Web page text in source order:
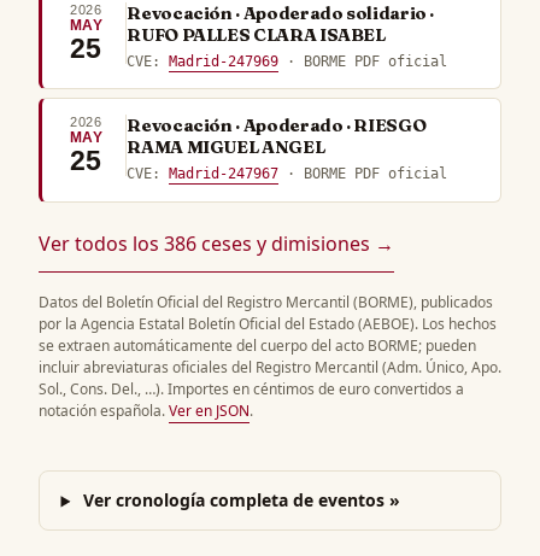
2026
MAY
25
Revocación · Apoderado solidario ·
RUFO PALLES CLARA ISABEL
CVE:Madrid-247969 · BORME PDF oficial
2026
MAY
25
Revocación · Apoderado · RIESGO
RAMA MIGUEL ANGEL
CVE: Madrid-247967 · BORME PDF oficial
Ver todos los 386 ceses y dimisiones →
Datos del Boletín Oficial del Registro Mercantil (BORME), publicados
por la Agencia Estatal Boletín Oficial del Estado (AEBOE). Los hechos
se extraen automáticamente del cuerpo del acto BORME; pueden
incluir abreviaturas oficiales del Registro Mercantil (Adm. Único, Apo.
Sol., Cons. Del., …). Importes en céntimos de euro convertidos a
notación española.Ver en JSON.
Ver cronología completa de eventos »